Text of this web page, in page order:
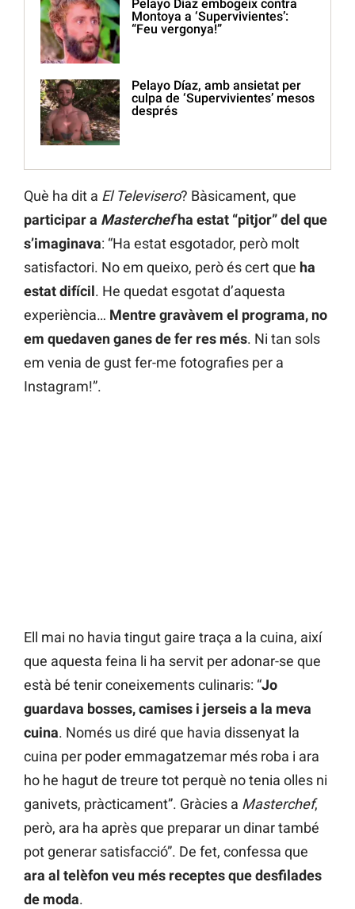
Pelayo Díaz embogeix contra
Montoya a ‘Supervivientes’:
“Feu vergonya!”
Pelayo Díaz, amb ansietat per
culpa de ‘Supervivientes’ mesos
després
Què ha dit a El Televisero? Bàsicament, que
participar a Masterchefha estat “pitjor” del que
s’imaginava: “Ha estat esgotador, però molt
satisfactori. No em queixo, però és cert que ha
estat difícil. He quedat esgotat d’aquesta
experiència… Mentre gravàvem el programa, no
em quedaven ganes de fer res més. Ni tan sols
em venia de gust fer-me fotografies per a
Instagram!”.
Ell mai no havia tingut gaire traça a la cuina, així
que aquesta feina li ha servit per adonar-se que
està bé tenir coneixements culinaris: “Jo
guardava bosses, camises i jerseis a la meva
cuina. Només us diré que havia dissenyat la
cuina per poder emmagatzemar més roba i ara
ho he hagut de treure tot perquè no tenia olles ni
ganivets, pràcticament”. Gràcies a Masterchef,
però, ara ha après que preparar un dinar també
pot generar satisfacció”. De fet, confessa que
ara al telèfon veu més receptes que desfilades
de moda.